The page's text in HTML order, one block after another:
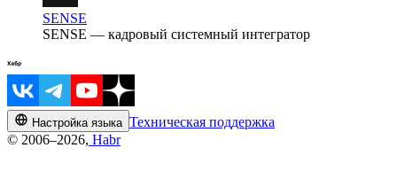
SENSE
SENSE — кадровый системный интегратор
Настройка языка Техническая поддержка
© 2006–2026, Habr